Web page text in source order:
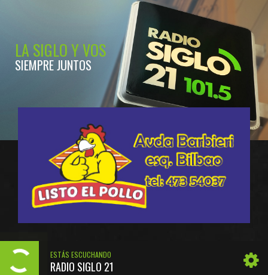
LA SIGLO Y VOS
SIEMPRE JUNTOS
ESTÁS ESCUCHANDO
RADIO SIGLO 21